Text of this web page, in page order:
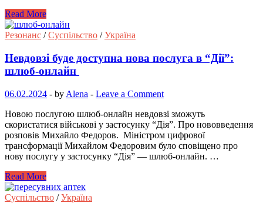
Read More
Резонанс /Суспільство /Україна
Невдовзі буде доступна нова послуга в “Дії”:
шлюб-онлайн
06.02.2024 - by Alena - Leave a Comment
Новою послугою шлюб-онлайн невдовзі зможуть
скористатися військові у застосунку “Дія”. Про нововведення
розповів Михайло Федоров. Міністром цифрової
трансформації Михайлом Федоровим було сповіщено про
нову послугу у застосунку “Дія” — шлюб-онлайн. …
Read More
Суспільство /Україна